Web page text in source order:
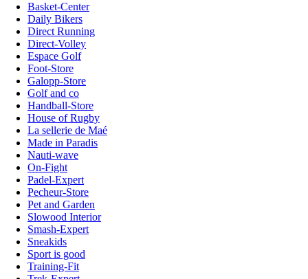
Basket-Center
Daily Bikers
Direct Running
Direct-Volley
Espace Golf
Foot-Store
Galopp-Store
Golf and co
Handball-Store
House of Rugby
La sellerie de Maé
Made in Paradis
Nauti-wave
On-Fight
Padel-Expert
Pecheur-Store
Pet and Garden
Slowood Interior
Smash-Expert
Sneakids
Sport is good
Training-Fit